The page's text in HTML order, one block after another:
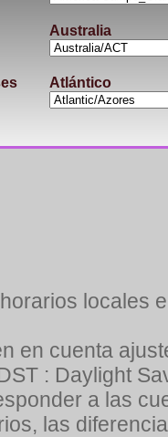
Australia
Atlántico
locales
en cuenta
: Daylight
a las
las